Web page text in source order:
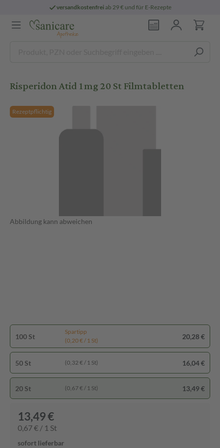
versandkostenfreiab 29 € und für E-Rezepte
Risperidon Atid 1mg 20 St Filmtabletten
Rezeptpflichtig
Abbildung kann abweichen
100 St
Spartipp
(0,20 € / 1 St)
20,28 €
50 St (0,32 € / 1 St) 16,04 €
20 St (0,67 € / 1 St) 13,49 €
13,49 €
0,67 € / 1 St
sofort lieferbar